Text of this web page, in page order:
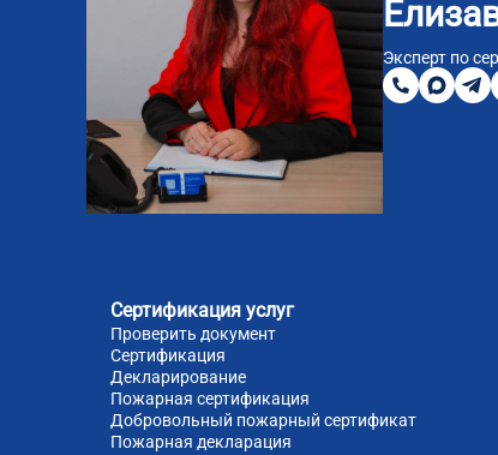
Эксперт по
8
800
200
51
MAX
Сертификация услуг
Проверить документ
Сертификация
Декларирование
Пожарная сертификация
Добровольный пожарный сертификат
Пожарная декларация